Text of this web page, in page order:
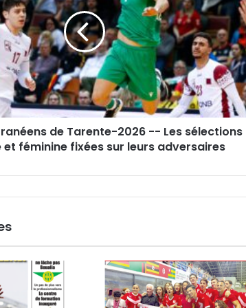
de Tarente-2026 -- Les sélections
et féminine fixées sur leurs adversaires